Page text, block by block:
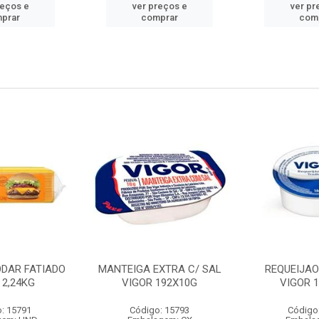
e
ver preços e
comprar
ver
FATIADO
15791
MANTEIGA EXTRA C/ SAL
VIGOR 192X10G
Código: 15793
VIGOR